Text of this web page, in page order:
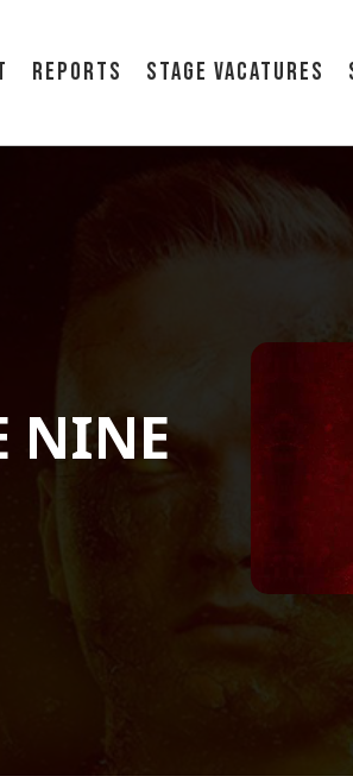
Reports Stage vacatures
NINE